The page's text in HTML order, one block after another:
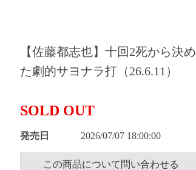
【佐藤都志也】十回2死から決め
た劇的サヨナラ打（26.6.11）
SOLD OUT
発売日 2026/07/07 18:00:00
この商品について問い合わせる